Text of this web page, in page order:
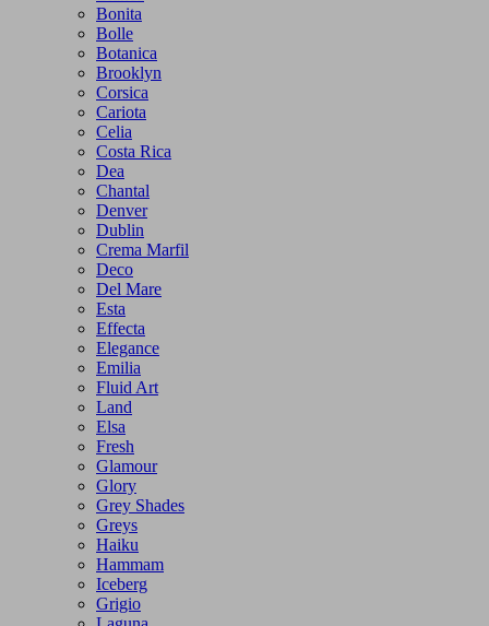
Bonita
Bolle
Botanica
Brooklyn
Corsica
Cariota
Celia
Costa Rica
Dea
Chantal
Denver
Dublin
Crema Marfil
Deco
Del Mare
Esta
Effecta
Elegance
Emilia
Fluid Art
Land
Elsa
Fresh
Glamour
Glory
Grey Shades
Greys
Haiku
Hammam
Iceberg
Grigio